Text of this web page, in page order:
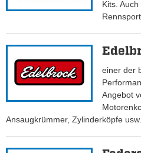
Kits.
einer der
Angebot
Ansaugkrümmer, Zylinderköpfe usw.